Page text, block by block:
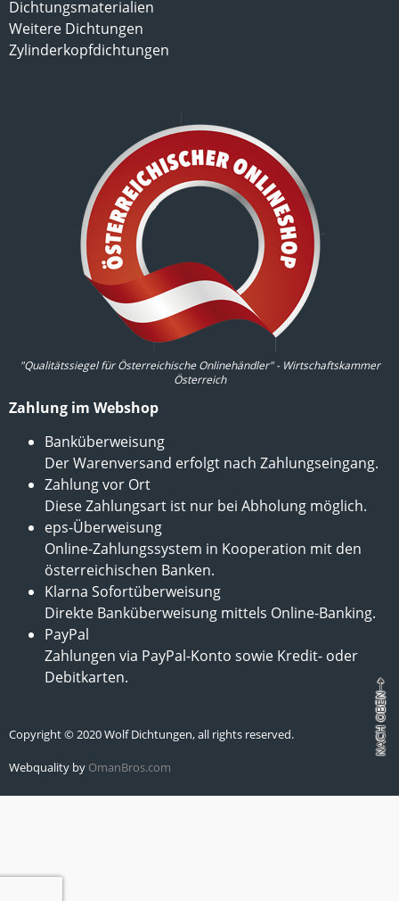
Dichtungsmaterialien
Weitere Dichtungen
Zylinderkopfdichtungen
"Qualitätssiegel für Österreichische Onlinehändler" - Wirtschaftskammer
Österreich
Zahlung im Webshop
Banküberweisung
Der Warenversand erfolgt nach Zahlungseingang.
Zahlung vor Ort
Diese Zahlungsart ist nur bei Abholung möglich.
eps-Überweisung
Online-Zahlungssystem in Kooperation mit den
österreichischen Banken.
Klarna Sofortüberweisung
Direkte Banküberweisung mittels Online-Banking.
PayPal
Zahlungen via PayPal-Konto sowie Kredit- oder
Debitkarten.
Copyright © 2020 Wolf Dichtungen, all rights reserved.
Webquality by OmanBros.com